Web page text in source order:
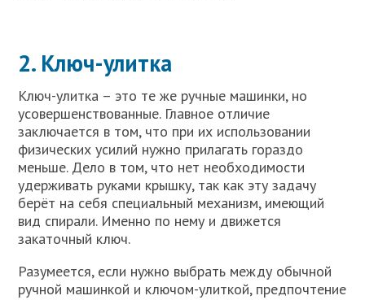
2. Ключ-улитка
Ключ-улитка – это те же ручные машинки, но
усовершенствованные. Главное отличие
заключается в том, что при их использовании
физических усилий нужно прилагать гораздо
меньше. Дело в том, что нет необходимости
удерживать руками крышку, так как эту задачу
берёт на себя специальный механизм, имеющий
вид спирали. Именно по нему и движется
закаточный ключ.
Разумеется, если нужно выбрать между обычной
ручной машинкой и ключом-улиткой, предпочтение